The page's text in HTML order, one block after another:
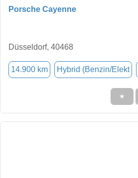
Porsche Cayenne
Düsseldorf, 40468
14.900 km Hybrid (Benzin/Elekt
★